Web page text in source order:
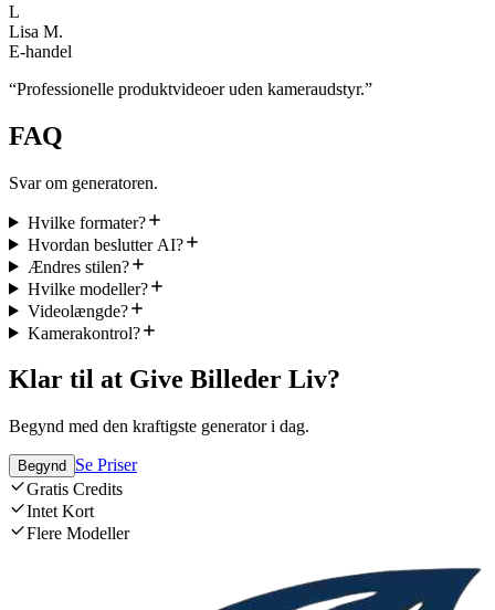
L
Lisa M.
E-handel
“Professionelle produktvideoer uden kameraudstyr.”
FAQ
Svar om generatoren.
Hvilke formater?
Hvordan beslutter AI?
Ændres stilen?
Hvilke modeller?
Videolængde?
Kamerakontrol?
Klar til at Give Billeder Liv?
Begynd med den kraftigste generator i dag.
Begynd
Se Priser
Gratis Credits
Intet Kort
Flere Modeller